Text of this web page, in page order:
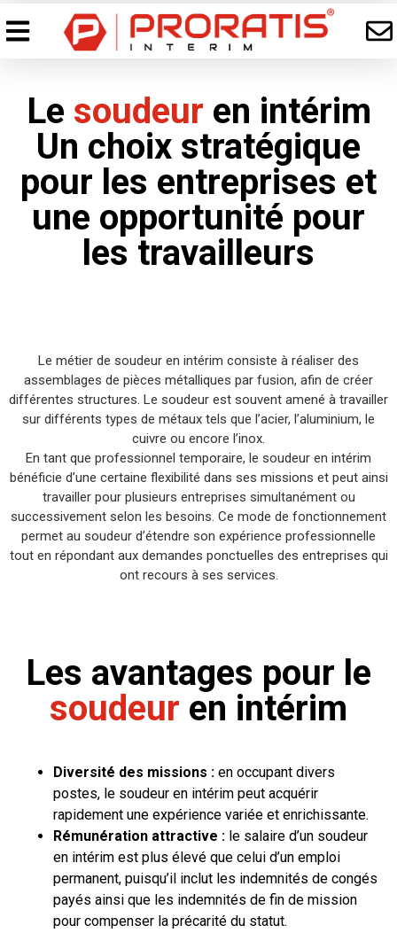
Le soudeur en intérim
Un choix stratégique
pour les entreprises et
une opportunité pour
les travailleurs
Le métier de soudeur en intérim consiste à réaliser des
assemblages de pièces métalliques par fusion, afin de créer
différentes structures. Le soudeur est souvent amené à travailler
sur différents types de métaux tels que l’acier, l’aluminium, le
cuivre ou encore l’inox.
En tant que professionnel temporaire, le soudeur en intérim
bénéficie d’une certaine flexibilité dans ses missions et peut ainsi
travailler pour plusieurs entreprises simultanément ou
successivement selon les besoins. Ce mode de fonctionnement
permet au soudeur d’étendre son expérience professionnelle
tout en répondant aux demandes ponctuelles des entreprises qui
ont recours à ses services.
Les avantages pour le
soudeur en intérim
Diversité des missions : en occupant divers
postes, le soudeur en intérim peut acquérir
rapidement une expérience variée et enrichissante.
Rémunération attractive : le salaire d’un soudeur
en intérim est plus élevé que celui d’un emploi
permanent, puisqu’il inclut les indemnités de congés
payés ainsi que les indemnités de fin de mission
pour compenser la précarité du statut.